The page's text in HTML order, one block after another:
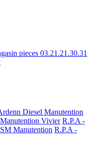
pieces 03.21.21.30.31
Diesel Manutention
Vivier R.P.A -
Manutention R.P.A -